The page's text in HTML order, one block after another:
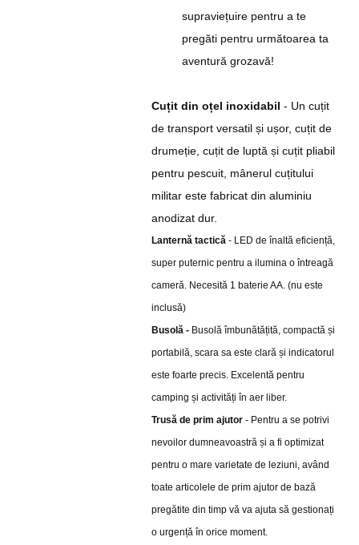
supraviețuire pentru a te
pregăti pentru următoarea ta
aventură grozavă!
Cuțit din oțel inoxidabil - Un cuțit
de transport versatil și ușor, cuțit de
drumeție, cuțit de luptă și cuțit pliabil
pentru pescuit, mânerul cuțitului
militar este fabricat din aluminiu
anodizat dur.
Lanternă tactică - LED de înaltă eficiență,
super puternic pentru a ilumina o întreagă
cameră. Necesită 1 baterie AA. (nu este
inclusă)
Busolă - Busolă îmbunătățită, compactă și
portabilă, scara sa este clară și indicatorul
este foarte precis. Excelentă pentru
camping și activități în aer liber.
Trusă de prim ajutor - Pentru a se potrivi
nevoilor dumneavoastră și a fi optimizat
pentru o mare varietate de leziuni, având
toate articolele de prim ajutor de bază
pregătite din timp vă va ajuta să gestionați
o urgență în orice moment.